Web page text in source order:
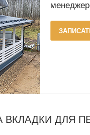
ВКЛАДКИ ДЛЯ